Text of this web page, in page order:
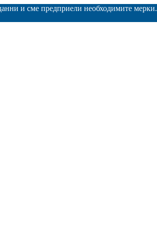
и сме предприели необходимите мерки.